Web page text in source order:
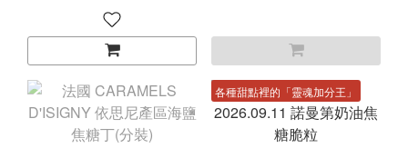
各種甜點裡的「靈魂加分王」